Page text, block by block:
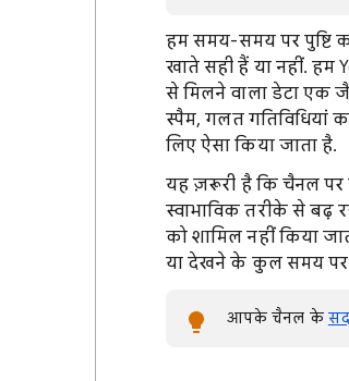
हम समय-समय पर पुष्टि
खाते सही हैं या नहीं. हम
से मिलने वाला डेटा एक
स्पैम, गलत गतिविधियां
लिए ऐसा किया जाता है.
यह ज़रूरी है कि चैनल पर
स्वाभाविक तरीके से
को शामिल नहीं किया
या देखने के कुल समय पर
आपके चैनल के